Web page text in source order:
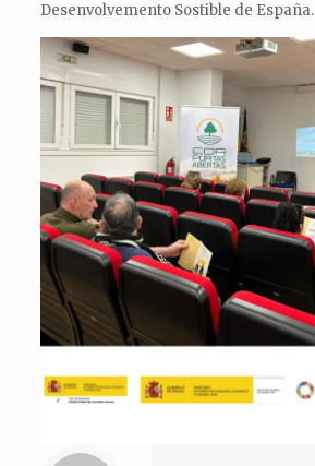
Desenvolvemento Sostible de España.